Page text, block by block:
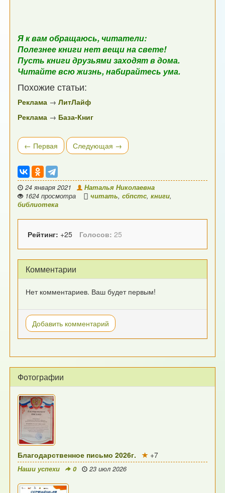
Я к вам обращаюсь, читатели:
Полезнее книги нет вещи на свете!
Пусть книги друзьями заходят в дома.
Читайте всю жизнь, набирайтесь ума.
Похожие статьи:
Реклама →ЛитЛайф
Реклама → База-Книг
← Первая Следующая →
24 января 2021
Наталья Николаевна
1624 просмотра
читать,сбпстс,книги,
библиотека
Рейтинг: +25 Голосов: 25
Комментарии
Нет комментариев. Ваш будет первым!
Добавить комментарий
Фотографии
Благодарственное письмо 2026г. +7
Наши успехи 0 23 июл 2026